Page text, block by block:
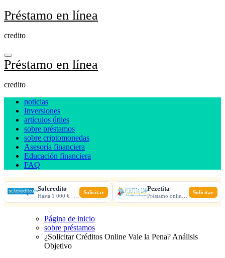
Ir
al
Préstamo en línea
credito
Préstamo en línea
credito
noticias
Inversiones
artículos útiles
sobre préstamos
sobre criptomonedas
Asesoría financiera
Educación financiera
FAQ
Solcredito Solicitar Pezetita Solicitar
Página de inicio
sobre préstamos
¿Solicitar Créditos Online Vale la Pena? Análisis
Objetivo